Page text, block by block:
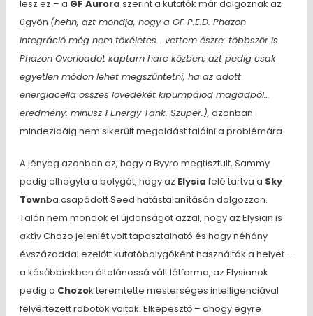
lesz ez – a GF Aurora szerint a kutatók már dolgoznak az
ügyön (hehh, azt mondja, hogy a GF P.E.D. Phazon
integráció még nem tökéletes… vettem észre: többször is
Phazon Overloadot kaptam harc közben, azt pedig csak
egyetlen módon lehet megszűntetni, ha az adott
energiacella összes lövedékét kipumpálod magadból…
eredmény: mínusz 1 Energy Tank. Szuper.), azonban
mindezidáig nem sikerült megoldást találni a problémára.
A lényeg azonban az, hogy a Byyro megtisztult, Sammy
pedig elhagyta a bolygót, hogy az Elysia felé tartva a Sky
Townba csapódott Seed hatástalanításán dolgozzon.
Talán nem mondok el újdonságot azzal, hogy az Elysian is
aktív Chozo jelenlét volt tapasztalható és hogy néhány
évszázaddal ezelőtt kutatóbolygóként használták a helyet –
a későbbiekben általánossá vált létforma, az Elysianok
pedig a Chozok teremtette mesterséges intelligenciával
felvértezett robotok voltak. Elképesztő – ahogy egyre